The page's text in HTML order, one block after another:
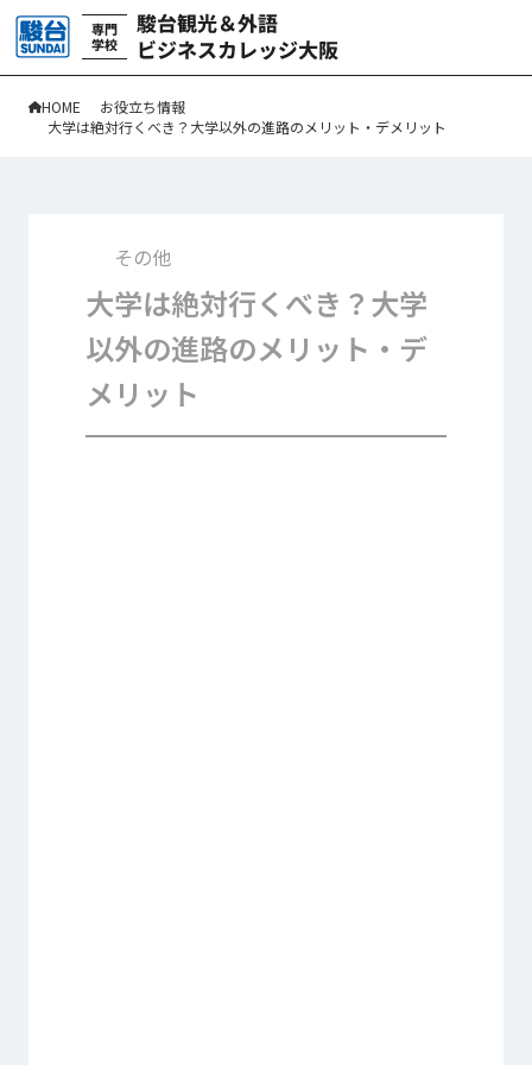
HOME
お役立ち情報
大学は絶対行くべき？大学以外の進路のメリット・デメリット
その他
大学は絶対行くべき？大学
以外の進路のメリット・デ
メリット